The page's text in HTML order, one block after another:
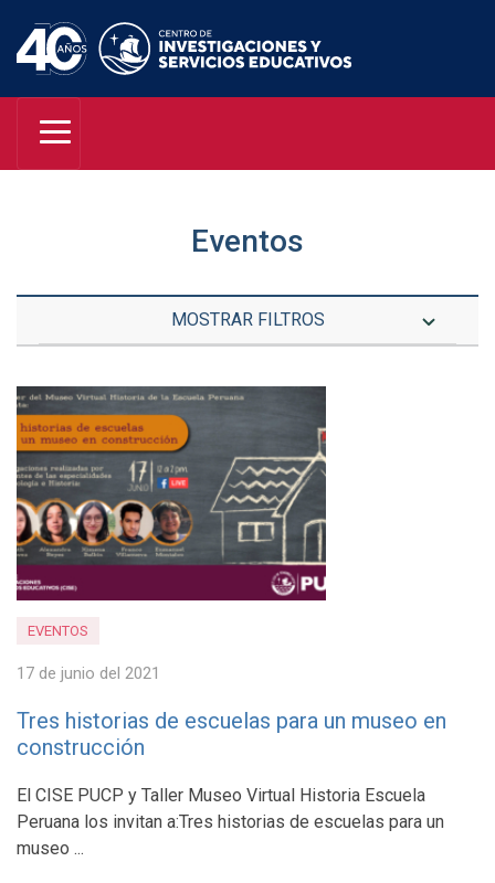
Eventos
MOSTRAR FILTROS
EVENTOS
17 de junio del 2021
Tres historias de escuelas para un museo en
construcción
El CISE PUCP y Taller Museo Virtual Historia Escuela
Peruana los invitan a:Tres historias de escuelas para un
museo ...